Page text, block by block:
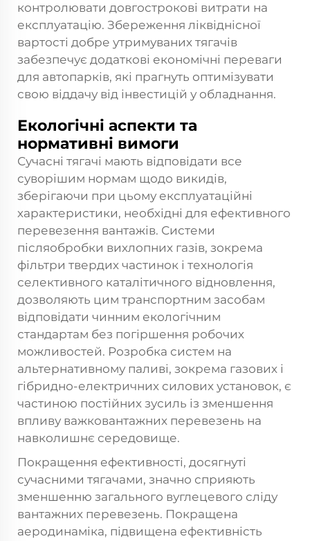
контролювати довгострокові витрати на
експлуатацію. Збереження ліквіднісної
вартості добре утримуваних тягачів
забезпечує додаткові економічні переваги
для автопарків, які прагнуть оптимізувати
свою віддачу від інвестицій у обладнання.
Екологічні аспекти та
нормативні вимоги
Сучасні тягачі мають відповідати все
суворішим нормам щодо викидів,
зберігаючи при цьому експлуатаційні
характеристики, необхідні для ефективного
перевезення вантажів. Системи
післяобробки вихлопних газів, зокрема
фільтри твердих частинок і технологія
селективного каталітичного відновлення,
дозволяють цим транспортним засобам
відповідати чинним екологічним
стандартам без погіршення робочих
можливостей. Розробка систем на
альтернативному паливі, зокрема газових і
гібридно-електричних силових установок, є
частиною постійних зусиль із зменшення
впливу важковантажних перевезень на
навколишнє середовище.
Покращення ефективності, досягнуті
сучасними тягачами, значно сприяють
зменшенню загального вуглецевого сліду
вантажних перевезень. Покращена
аеродинаміка, підвищена ефективність